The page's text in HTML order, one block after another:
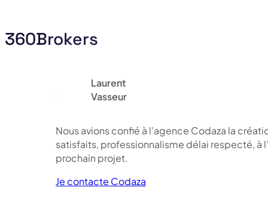
360Brokers
Laurent
Vasseur
Nous avions confié à l’agence Codaza la
satisfaits, professionnalisme délai respecté, à
prochain projet.
Je contacte Codaza